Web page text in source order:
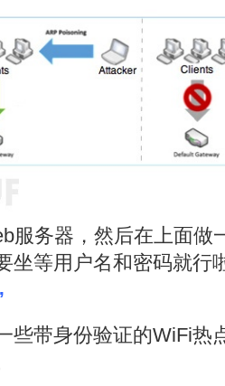
服务器，然后在上面做
坐等用户名和密码就行
些带身份验证的WiFi热